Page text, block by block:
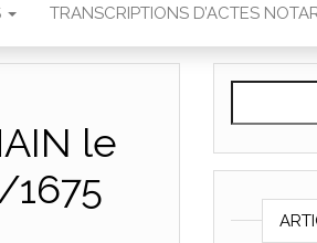
TRANSCRIPTIONS D’ACTES
le